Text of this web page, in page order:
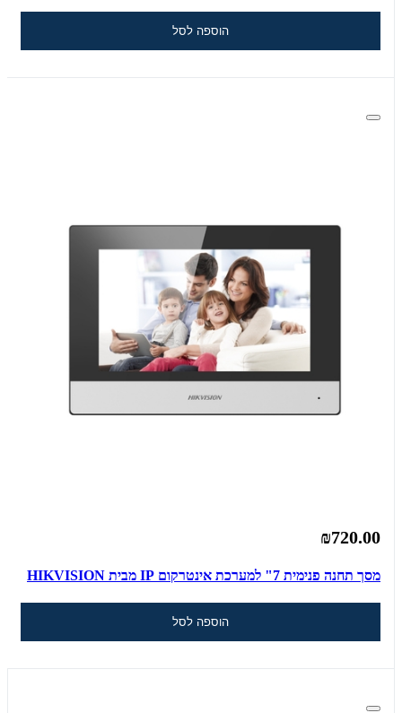
הוספה לסל
₪720.00
מסך תחנה פנימית 7" למערכת אינטרקום IP מבית HIKVISION
הוספה לסל